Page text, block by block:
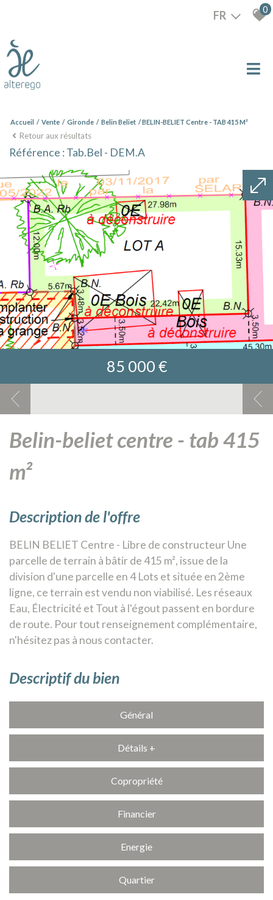
FR 0
Accueil Vente Gironde Belin Beliet BELIN-BELIET Centre - TAB 415 M²
Retour aux résultats
Référence : Tab.Bel - DEM.A
85 000 €
belin-beliet centre - tab 415
m²
description de l'offre
BELIN BELIET Centre - Libre de constructeur Une
parcelle de terrain à bâtir de 415 m², issue de la
division d'une parcelle en 4 Lots et située en 2ème
ligne, ce terrain est vendu non viabilisé. Les réseaux
Eau, Électricité et Tout à l'égout passent en bordure
de route. Pour tout renseignement complémentaire,
n'hésitez pas à nous contacter.
descriptif du bien
Général
Détails +
Copropriété
Financier
Energie
Quartier